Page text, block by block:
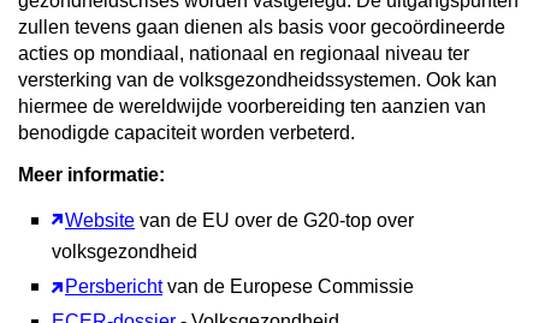
zullen tevens gaan dienen als basis voor gecoördineerde
acties op mondiaal, nationaal en regionaal niveau ter
versterking van de volksgezondheidssystemen. Ook kan
hiermee de wereldwijde voorbereiding ten aanzien van
benodigde capaciteit worden verbeterd.
Meer informatie:
Website van de EU over de G20-top over
volksgezondheid
Persbericht van de Europese Commissie